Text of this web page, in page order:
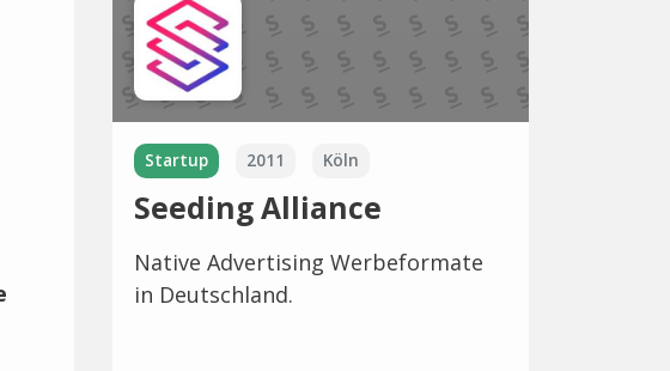
Startup 2011 Köln
Seeding Alliance
Native Advertising Werbeformate
in Deutschland.